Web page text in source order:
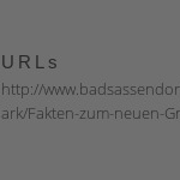
URLs
http://
ark/Fakten-zum-neuen-